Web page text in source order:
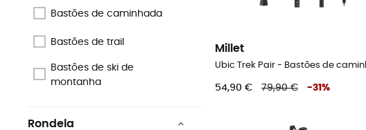
Bastões de caminhada
Bastões de trail
Bastões de ski de
montanha
Rondela
Millet
54,90 € 79,90 € -31 %